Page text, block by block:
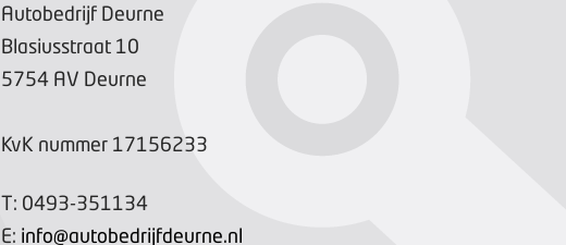
Autobedrijf Deurne
Blasiusstraat 10
5754 AV Deurne
KvK nummer 17156233
T: 0493-351134
E: info@autobedrijfdeurne.nl